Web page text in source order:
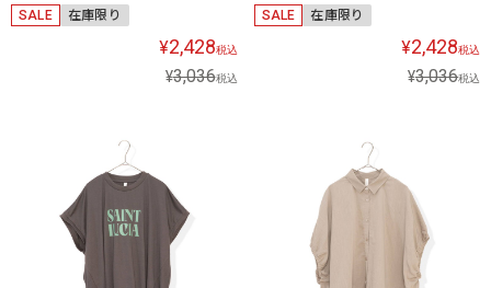
SALE 在庫限り
¥2,428税込
¥3,036税込
SALE 在庫限り
¥2,428税込
¥3,036税込